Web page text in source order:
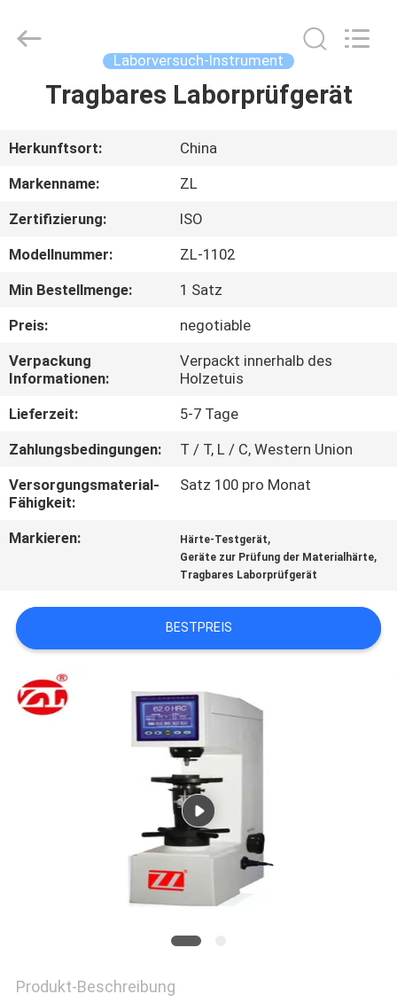
HAUS
PRODUKTE
VIDEOS
ÜBER
UNS
FABRIK-
AUSFLUG
QUALITÄTSKONTROLLE
TRETEN
IN
VERBINDUNG
NACHRICHTEN
Ltd..
Laborversuch-Instrument
Tragbares Laborprüfgerät
Herkunftsort:
China
Markenname:
ZL
Zertifizierung:
ISO
Modellnummer:
ZL-1102
Min Bestellmenge:
1 Satz
Preis:
negotiable
Verpackung
Informationen:
Verpackt innerhalb des
Holzetuis
Lieferzeit:
5-7 Tage
Zahlungsbedingungen:
T / T, L / C, Western Union
Versorgungsmaterial-
Fähigkeit:
Satz 100 pro Monat
Markieren: Härte-Testgerät,
Geräte zur Prüfung der Materialhärte,
Tragbares Laborprüfgerät
BESTPREIS
Produkt-Beschreibung